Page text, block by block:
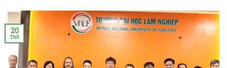
20
Th5